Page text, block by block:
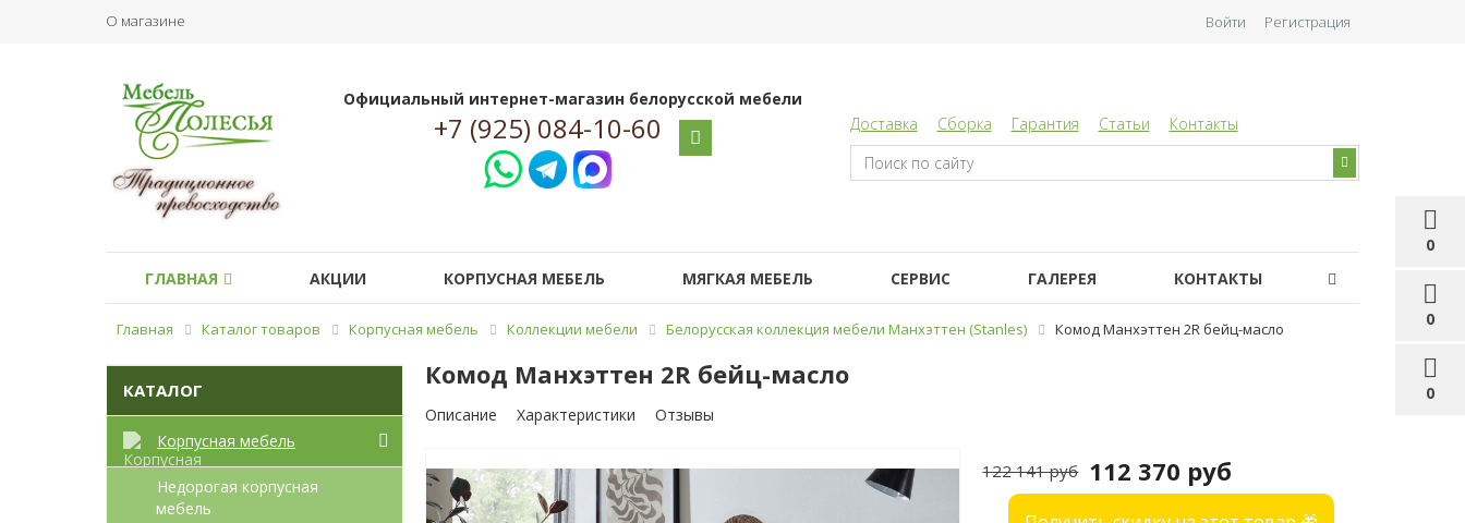
О магазине
0
0
0
Войти Регистрация
Официальный интернет-магазин белорусской мебели
+7 (925) 084-10-60 Доставка Сборка Гарантия Статьи Контакты
ГЛАВНАЯ АКЦИИ КОРПУСНАЯ МЕБЕЛЬ МЯГКАЯ МЕБЕЛЬ СЕРВИС ГАЛЕРЕЯ КОНТАКТЫ
Главная Каталог товаров Корпусная мебель Коллекции мебели Белорусская коллекция мебели Манхэттен (Stanles) Комод Манхэттен 2R бейц-масло
КАТАЛОГ
Корпусная мебель
Недорогая корпусная
мебель
Комод Манхэттен 2R бейц-масло
Описание Характеристики Отзывы
112 370 руб
122 141 руб